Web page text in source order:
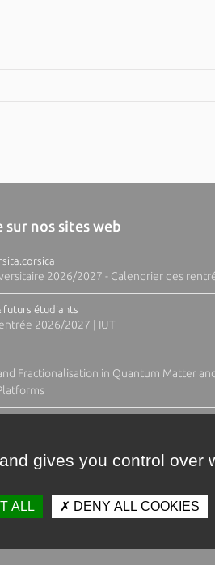
sur nos sites web
2026/2027 - Calendrier des
futurs étudiants
2026/2027 | IUT
Fractionalisation in Quantum Matter and
gives you control over
ALL DENY ALL COOKIES